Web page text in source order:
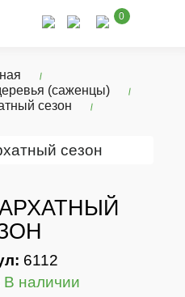
0
(саженцы)
сезон
6112
В наличии